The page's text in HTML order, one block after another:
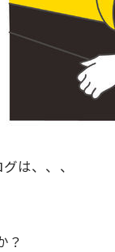
は、、、
？